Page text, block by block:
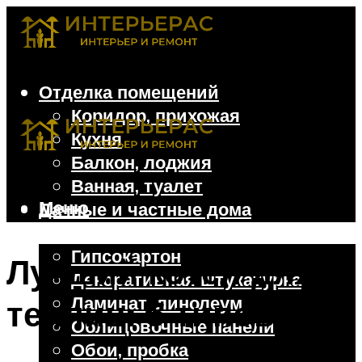
Отделка помещений
Коридор, прихожая
Кухня
Балкон, лоджия
Ванная, туалет
Дачные и частные дома
Гипсокартон
Декоративная штукатурка
Ламинат, линолеум
Облицовочные панели
Обои, пробка
Меню
Лучший котел для
теплиц: 6 типов